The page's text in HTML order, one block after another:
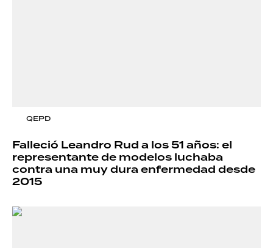
QEPD
Falleció Leandro Rud a los 51 años: el
representante de modelos luchaba
contra una muy dura enfermedad desde
2015